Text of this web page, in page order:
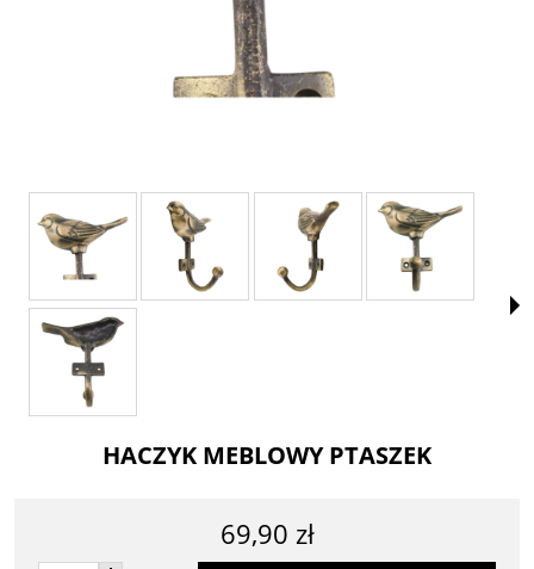
HACZYK MEBLOWY PTASZEK
69,90 zł